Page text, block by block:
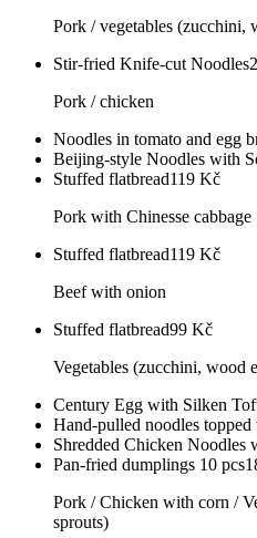
Pork / vegetables (zucchini,
Stir-fried Knife-cut Noodles
Pork / chicken
Noodles in tomato and egg
Beijing-style Noodles with
Stuffed flatbread119 Kč
Pork with Chinesse cabbage
Stuffed flatbread119 Kč
Beef with onion
Stuffed flatbread99 Kč
Vegetables (zucchini, wood
Century Egg with Silken
Hand-pulled noodles
Shredded Chicken Noodles
Pan-fried dumplings 10 pcs
Pork / Chicken with corn /
sprouts)